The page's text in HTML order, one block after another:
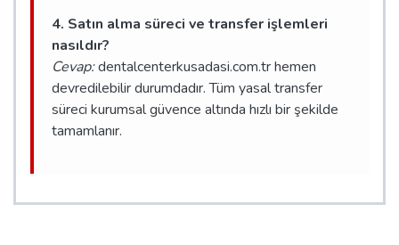
4. Satın alma süreci ve transfer işlemleri
nasıldır?
Cevap:dentalcenterkusadasi.com.tr hemen
devredilebilir durumdadır. Tüm yasal transfer
süreci kurumsal güvence altında hızlı bir şekilde
tamamlanır.